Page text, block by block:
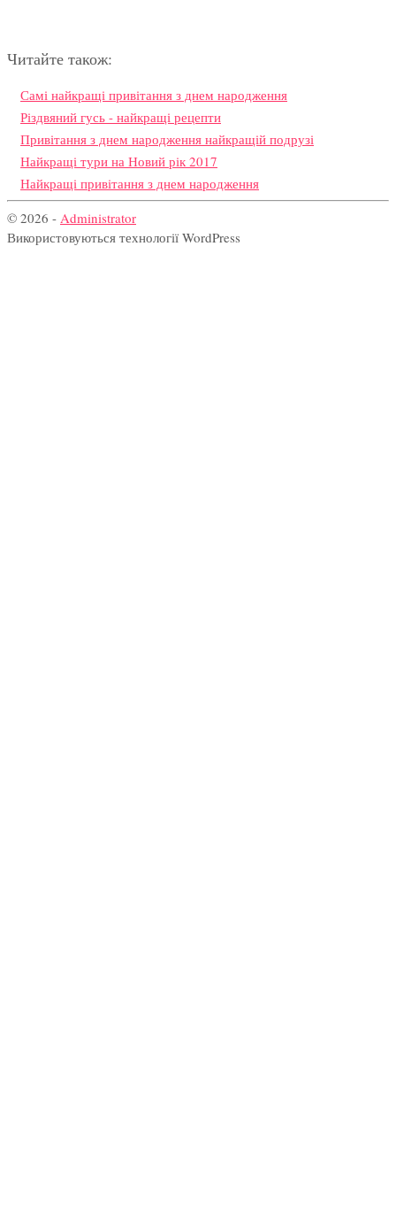
Читайте також:
Самі найкращі привітання з днем народження
Різдвяний гусь - найкращі рецепти
Привітання з днем народження найкращій подрузі
Найкращі тури на Новий рік 2017
Найкращі привітання з днем народження
© 2026 - Administrator
Використовуються технології WordPress